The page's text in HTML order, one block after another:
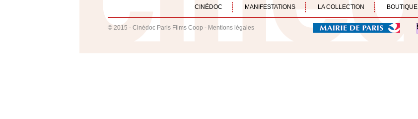
CINÉDOC MANIFESTATIONS LA COLLECTION BOUTIQUE
© 2015 - Cinédoc Paris Films Coop - Mentions légales